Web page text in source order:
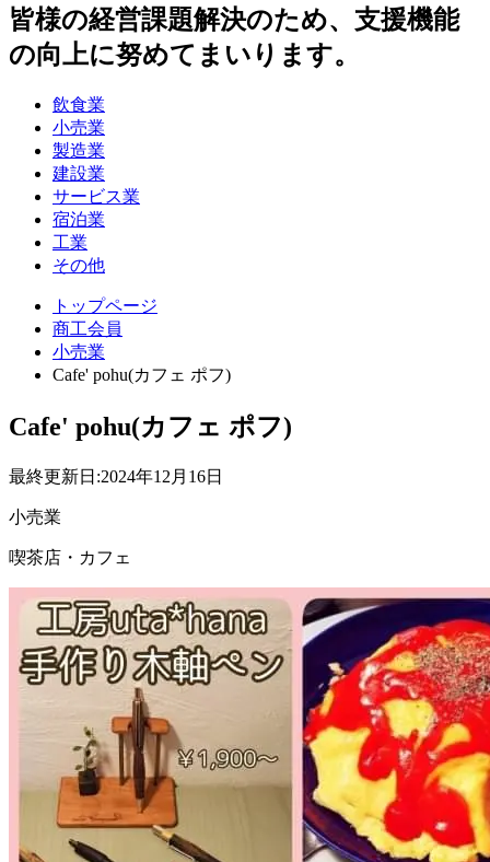
皆様の経営課題解決のため、支援機能
の向上に努めてまいります。
飲食業
小売業
製造業
建設業
サービス業
宿泊業
工業
その他
トップページ
商工会員
小売業
Cafe' pohu(カフェ ポフ)
Cafe' pohu(カフェ ポフ)
最終更新日:2024年12月16日
小売業
喫茶店・カフェ